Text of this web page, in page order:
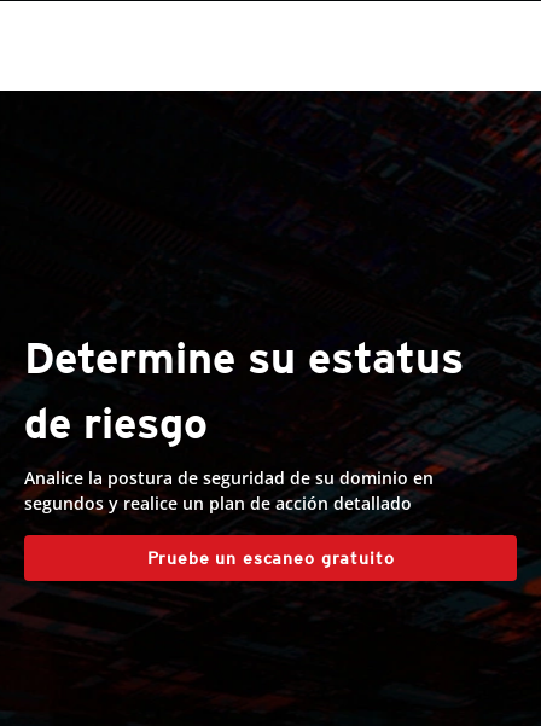
Determine su estatus
de riesgo
Analice la postura de seguridad de su dominio en
segundos y realice un plan de acción detallado
Pruebe un escaneo gratuito